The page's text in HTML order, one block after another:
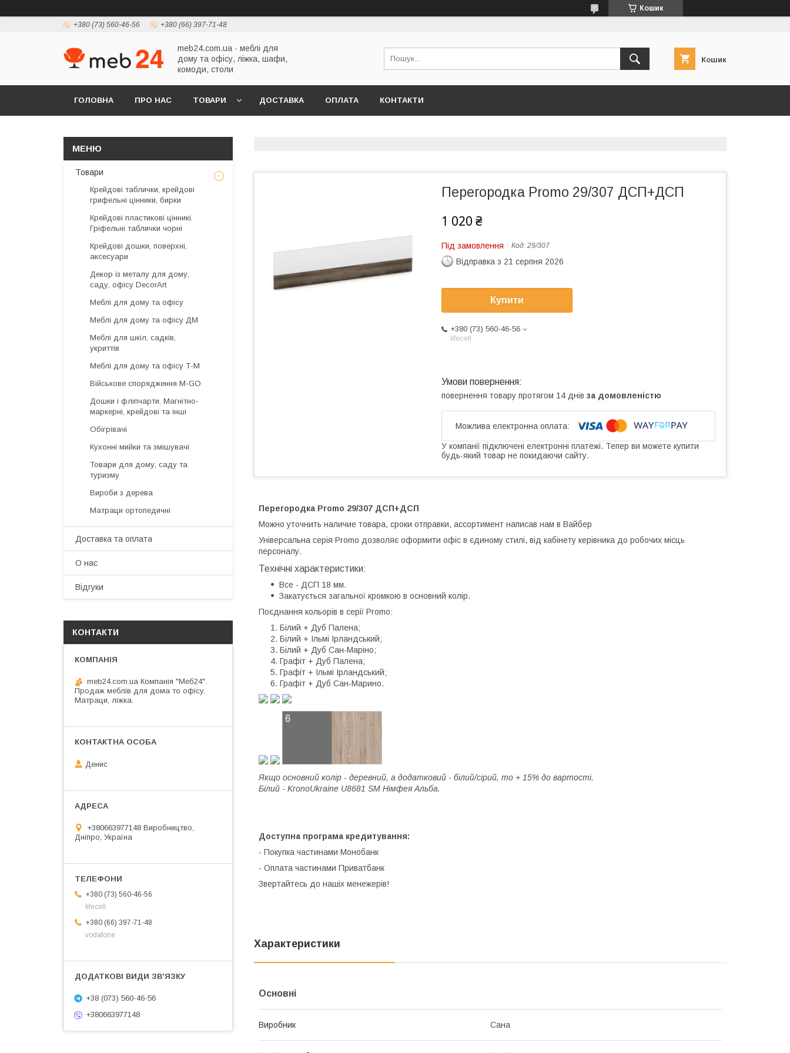
Кошик
+380 (73) 560-46-56 +380 (66) 397-71-48
meb24.com.ua - меблі для
дому та офісу, ліжка, шафи,
комоди, столи
Кошик
ГОЛОВНА ПРО НАС ТОВАРИ ДОСТАВКА ОПЛАТА КОНТАКТИ
Перегородка Promo 29/307 ДСП+ДСП
1 020 ₴
Під замовлення Код: 29/307
Відправка з 21 серпня 2026
Купити
+380 (73) 560-46-56
lifecell
повернення товару протягом 14 днів за домовленістю
У компанії підключені електронні платежі. Тепер ви можете купити
будь-який товар не покидаючи сайту.
Перегородка Promo 29/307 ДСП+ДСП
Можно уточнить наличие товара, сроки отправки, ассортимент написав нам в Вайбер
Універсальна серія Promo дозволяє оформити офіс в єдиному стилі, від кабінету керівника до робочих місць
персоналу.
Технічні характеристики:
Все - ДСП 18 мм.
Закатується загальної кромкою в основний колір.
Поєднання кольорів в серії Promo:
Білий + Дуб Палена;
Білий + Ільмі Ірландський;
Білий + Дуб Сан-Маріно;
Графіт + Дуб Палена;
Графіт + Ільмі Ірландський;
Графіт + Дуб Сан-Марино.
Якщо основний колір - деревний, а додатковий - білий/сірий, то + 15% до вартості.
Білий - KronoUkraine U8681 SM Німфея Альба.
Доступна програма кредитування:
- Покупка частинами Монобанк
- Оплата частинами Приватбанк
Звертайтесь до нашіх менежерів!
Характеристики
Основні
Виробник Сана
Товари
Крейдові таблички, крейдові
грифельні цінники, бирки
Крейдові пластикові цінникі.
Гріфельні таблички чорні
Крейдові дошки, поверхні,
аксесуари
Декор із металу для дому,
саду, офісу DecorArt
Меблі для дому та офісу
Меблі для дому та офісу ДМ
Меблі для шкіл, садків,
укриттів
Меблі для дому та офісу Т-М
Військове спорядження M-GO
Дошки і фліпчарти. Магнітно-
маркерні, крейдові та інші
Обігрівачі
Кухонні мийки та змішувачі
Товари для дому, саду та
туризму
Вироби з дерева
Матраци ортопедичні
Доставка та оплата
О нас
Відгуки
КОНТАКТИ
meb24.com.ua Компанія "Меб24".
Продаж меблів для дома то офісу.
Матраци, ліжка.
Денис
+380663977148 Виробництво,
Дніпро, Україна
+380 (73) 560-46-56
lifecell
+380 (66) 397-71-48
vodafone
+38 (073) 560-46-56
+380663977148